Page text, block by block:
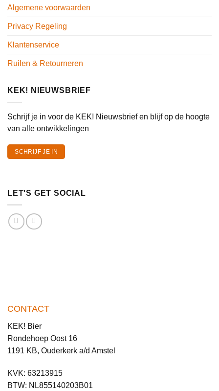
Algemene voorwaarden
Privacy Regeling
Klantenservice
Ruilen & Retourneren
KEK! NIEUWSBRIEF
Schrijf je in voor de KEK! Nieuwsbrief en blijf op de hoogte
van alle ontwikkelingen
SCHRIJF JE IN
LET'S GET SOCIAL
CONTACT
KEK! Bier
Rondehoep Oost 16
1191 KB, Ouderkerk a/d Amstel
KVK: 63213915
BTW: NL855140203B01